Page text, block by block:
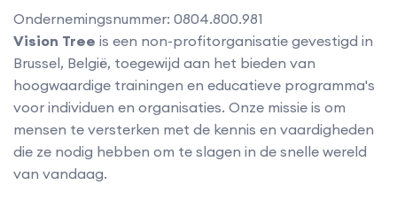
Ondernemingsnummer: 0804.800.981
Vision Tree is een non-profitorganisatie gevestigd in
Brussel, België, toegewijd aan het bieden van
hoogwaardige trainingen en educatieve programma's
voor individuen en organisaties. Onze missie is om
mensen te versterken met de kennis en vaardigheden
die ze nodig hebben om te slagen in de snelle wereld
van vandaag.